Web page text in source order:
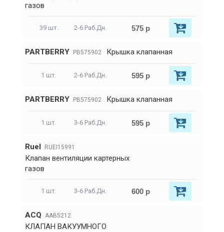
газов
39 шт. 2-6 Раб.Дн. 575 р
PARTBERRY PB575902 Крышка клапанная
1 шт. 2-6 Раб.Дн. 595 р
PARTBERRY PB575902 Крышка клапанная
1 шт. 3-6 Раб.Дн. 595 р
RueI RUEI15991
Клапан вентиляции картерных
газов
1 шт. 3-6 Раб.Дн. 600 р
ACQ AAB5212
КЛАПАН ВАКУУМНОГО